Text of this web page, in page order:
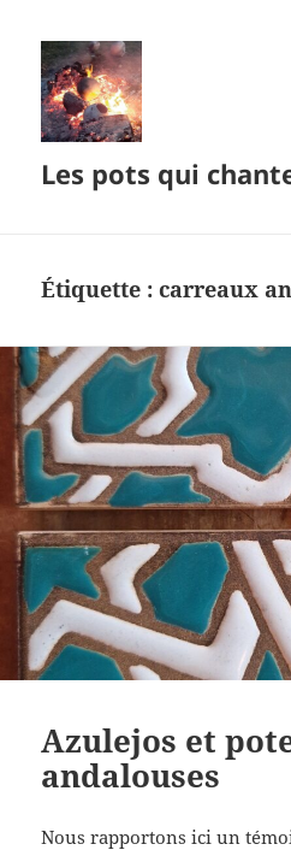
Les pots qui
Étiquette :carreaux
Azulejos et
andalouses
Nous rapportons ici un